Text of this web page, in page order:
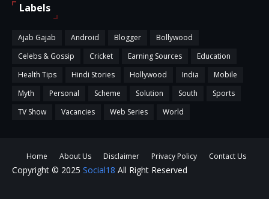
Labels
Ajab Gajab Android Blogger
Bollywood
Celebs & Gossip
Cricket Earning Sources
Education
Health Tips
Hindi Stories Hollywood India
Mobile
Myth
Personal Scheme Solution South
Sports
TV Show
Vacancies Web Series World
Home About Us Disclaimer Privacy Policy Contact Us
Copyright © 2025 Social18 All Right Reserved